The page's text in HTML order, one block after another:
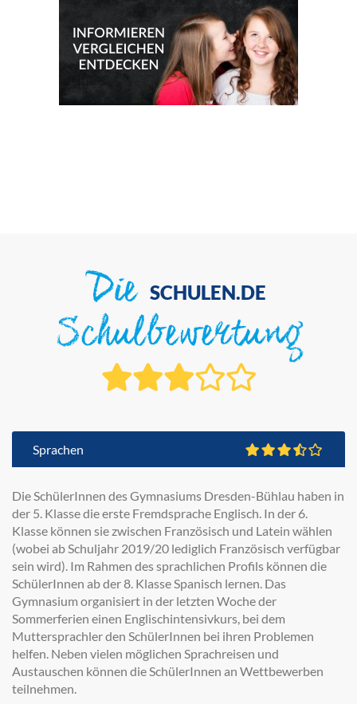
Die SCHULEN.DE
Schulbewertung
Sprachen
Die SchülerInnen des Gymnasiums Dresden-Bühlau haben in
der 5. Klasse die erste Fremdsprache Englisch. In der 6.
Klasse können sie zwischen Französisch und Latein wählen
(wobei ab Schuljahr 2019/20 lediglich Französisch verfügbar
sein wird). Im Rahmen des sprachlichen Profils können die
SchülerInnen ab der 8. Klasse Spanisch lernen. Das
Gymnasium organisiert in der letzten Woche der
Sommerferien einen Englischintensivkurs, bei dem
Muttersprachler den SchülerInnen bei ihren Problemen
helfen. Neben vielen möglichen Sprachreisen und
Austauschen können die SchülerInnen an Wettbewerben
teilnehmen.